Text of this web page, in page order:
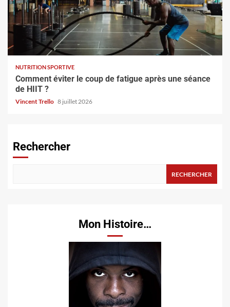
NUTRITION SPORTIVE
Comment éviter le coup de fatigue après une séance
de HIIT ?
Vincent Trello 8 juillet 2026
Rechercher
RECHERCHER
Mon Histoire…